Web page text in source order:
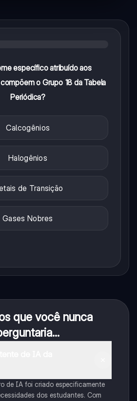
específico atribuído aos
o Grupo 18 da Tabela
Periódica?
Calcogênios
Halogênios
de Transição
Gases Nobres
que você nunca
de IA foi criado especificamente
dos estudantes. Com